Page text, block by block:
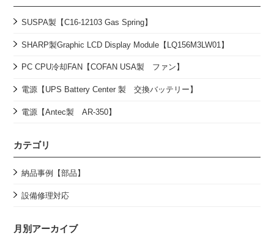
SUSPA製【C16-12103 Gas Spring】
SHARP製Graphic LCD Display Module【LQ156M3LW01】
PC CPU冷却FAN【COFAN USA製 ファン】
電源【UPS Battery Center 製 交換バッテリー】
電源【Antec製 AR-350】
カテゴリ
納品事例【部品】
設備修理対応
月別アーカイブ